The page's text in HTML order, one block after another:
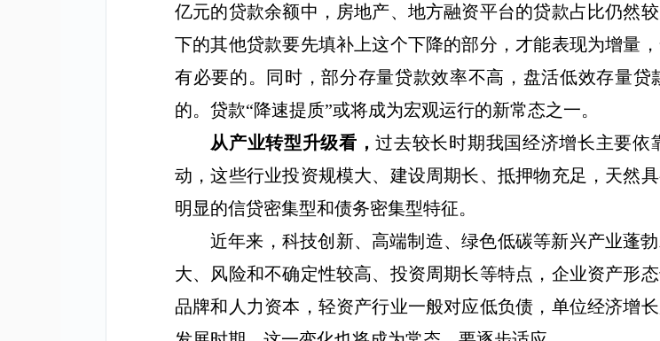
亿元的贷款余额中，房地产、地方融资平台的贷款占比仍然
下的其他贷款要先填补上这个下降的部分，才能表现为增量
有必要的。同时，部分存量贷款效率不高，盘活低效存量
的。贷款“降速提质”或将成为宏观运行的新常态之一。
从产业转型升级看，过去较长时期我国经济增长主要
动，这些行业投资规模大、建设周期长、抵押物充足，天然
明显的信贷密集型和债务密集型特征。
近年来，科技创新、高端制造、绿色低碳等新兴产业蓬
大、风险和不确定性较高、投资周期长等特点，企业资产形
品牌和人力资本，轻资产行业一般对应低负债，单位经济增